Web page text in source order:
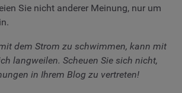
Sie nicht anderer Meinung, nur um
dem Strom zu schwimmen, kann mit
langweilen. Scheuen Sie sich nicht,
in Ihrem Blog zu vertreten!